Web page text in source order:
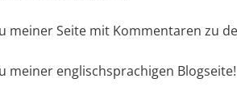
meiner Seite mit Kommentaren zu
meiner englischsprachigen Blogseite!